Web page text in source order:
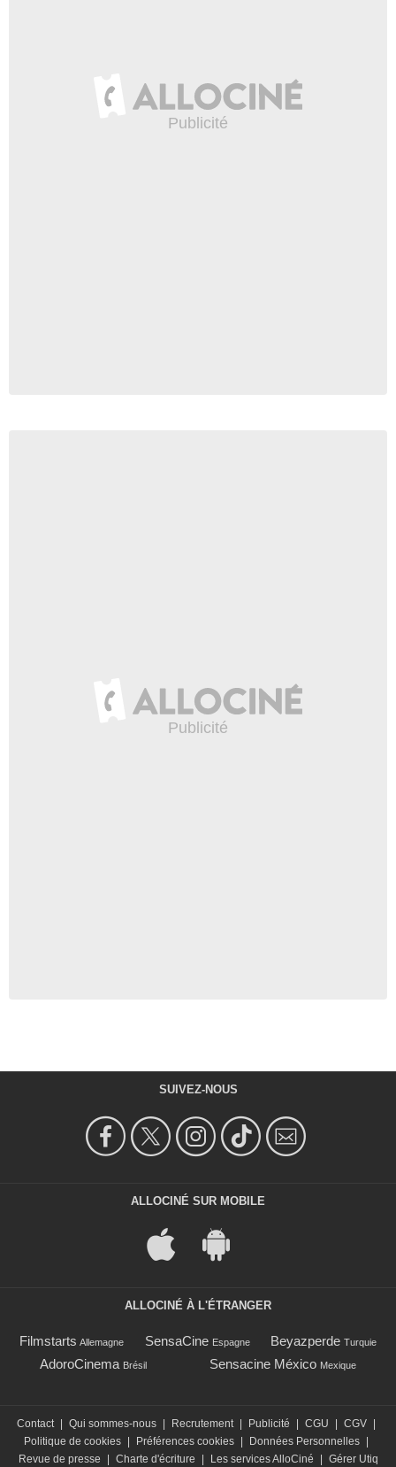
SUIVEZ-NOUS
ALLOCINÉ SUR MOBILE
ALLOCINÉ À L'ÉTRANGER
Filmstarts Allemagne SensaCine Espagne Beyazperde Turquie
AdoroCinema Brésil Sensacine México Mexique
Contact | Qui sommes-nous | Recrutement | Publicité | CGU | CGV |
Politique de cookies | Préférences cookies | Données Personnelles |
Revue de presse
| Charte d'écriture | Les services AlloCiné | Gérer Utiq